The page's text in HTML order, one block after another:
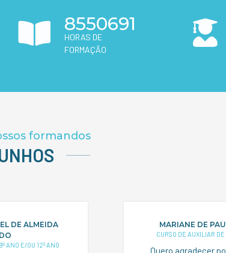
8550691
HORAS DE
FORMAÇÃO
formandos
DE ALMEIDA
ANO E/OU 12º ANO
MARIANE DE
CURSO DE AUXILIAR
Quero agradecer